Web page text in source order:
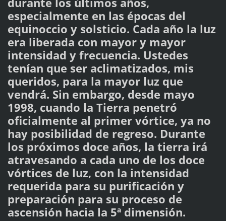
especialmente en las épocas del
equinoccio y solsticio. Cada año la luz
era liberada con mayor y mayor
intensidad y frecuencia. Ustedes
tenían que ser aclimatizados, mis
queridos, para la mayor luz que
vendrá. Sin embargo, desde mayo
1998, cuando la Tierra penetró
oficialmente al primer vórtice, ya no
hay posibilidad de regreso. Durante
los próximos doce años, la tierra irá
atravesando a cada uno de los doce
vórtices de luz, con la intensidad
requerida para su purificación y
preparación para su proceso de
ascensión hacia la 5ª dimensión.